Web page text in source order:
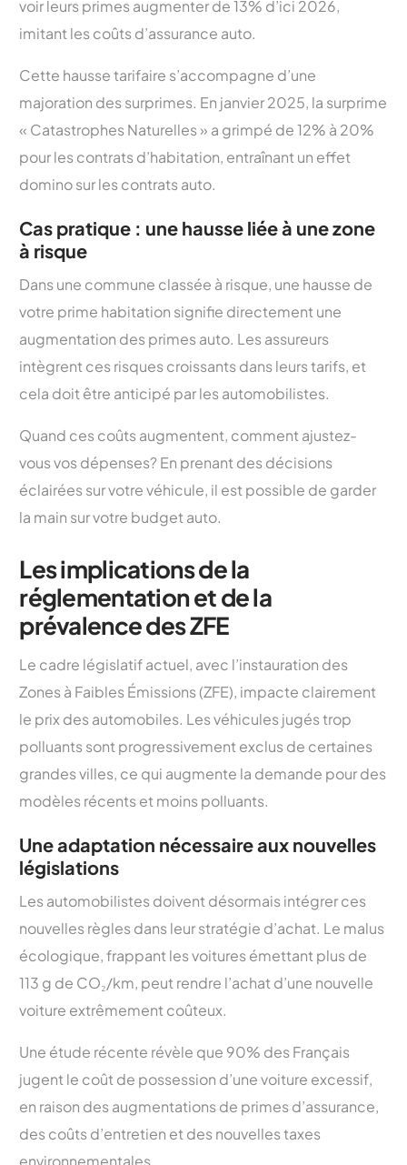
voir leurs primes augmenter de 13% d’ici 2026,
imitant les coûts d’assurance auto.
Cette hausse tarifaire s’accompagne d’une
majoration des surprimes. En janvier 2025, la surprime
« Catastrophes Naturelles » a grimpé de 12% à 20%
pour les contrats d’habitation, entraînant un effet
domino sur les contrats auto.
Cas pratique : une hausse liée à une zone
à risque
Dans une commune classée à risque, une hausse de
votre prime habitation signifie directement une
augmentation des primes auto. Les assureurs
intègrent ces risques croissants dans leurs tarifs, et
cela doit être anticipé par les automobilistes.
Quand ces coûts augmentent, comment ajustez-
vous vos dépenses? En prenant des décisions
éclairées sur votre véhicule, il est possible de garder
la main sur votre budget auto.
Les implications de la
réglementation et de la
prévalence des ZFE
Le cadre législatif actuel, avec l’instauration des
Zones à Faibles Émissions (ZFE), impacte clairement
le prix des automobiles. Les véhicules jugés trop
polluants sont progressivement exclus de certaines
grandes villes, ce qui augmente la demande pour des
modèles récents et moins polluants.
Une adaptation nécessaire aux nouvelles
législations
Les automobilistes doivent désormais intégrer ces
nouvelles règles dans leur stratégie d’achat. Le malus
écologique, frappant les voitures émettant plus de
113 g de CO₂/km, peut rendre l’achat d’une nouvelle
voiture extrêmement coûteux.
Une étude récente révèle que 90% des Français
jugent le coût de possession d’une voiture excessif,
en raison des augmentations de primes d’assurance,
des coûts d’entretien et des nouvelles taxes
environnementales.